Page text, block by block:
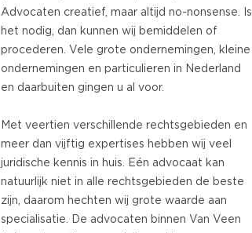
Advocaten creatief, maar altijd no-nonsense. Is
het nodig, dan kunnen wij bemiddelen of
procederen. Vele grote ondernemingen, kleine
ondernemingen en particulieren in Nederland
en daarbuiten gingen u al voor.
Met veertien verschillende rechtsgebieden en
meer dan vijftig expertises hebben wij veel
juridische kennis in huis. Eén advocaat kan
natuurlijk niet in alle rechtsgebieden de beste
zijn, daarom hechten wij grote waarde aan
specialisatie. De advocaten binnen Van Veen